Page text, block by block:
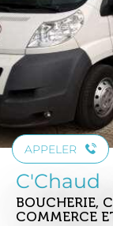
APPELER
C'Chaud
BOUCHERIE,
COMMERCE